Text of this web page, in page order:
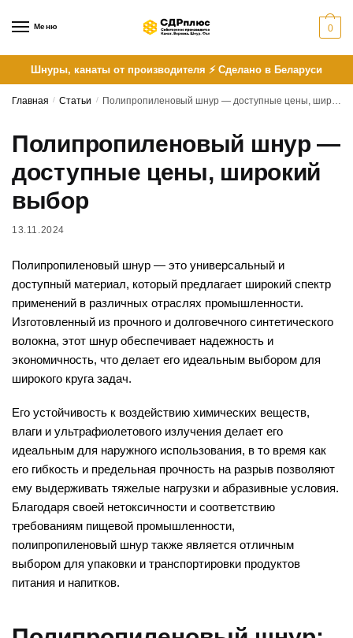
Меню 0
Шнуры, канаты от производителя ⚡ Сделано в Беларуси
Главная / Статьи / Полипропиленовый шнур — доступные цены, широкий выбор
Полипропиленовый шнур —
доступные цены, широкий
выбор
13.11.2024
Полипропиленовый шнур — это универсальный и
доступный материал, который предлагает широкий спектр
применений в различных отраслях промышленности.
Изготовленный из прочного и долговечного синтетического
волокна, этот шнур обеспечивает надежность и
экономичность, что делает его идеальным выбором для
широкого круга задач.
Его устойчивость к воздействию химических веществ,
влаги и ультрафиолетового излучения делает его
идеальным для наружного использования, в то время как
его гибкость и предельная прочность на разрыв позволяют
ему выдерживать тяжелые нагрузки и абразивные условия.
Благодаря своей нетоксичности и соответствию
требованиям пищевой промышленности,
полипропиленовый шнур также является отличным
выбором для упаковки и транспортировки продуктов
питания и напитков.